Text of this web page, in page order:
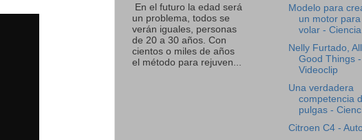
En el futuro la edad será
un problema, todos se
verán iguales, personas
de 20 a 30 años. Con
cientos o miles de años
el método para rejuven...
Modelo para
un motor para
volar - Ciencia
Nelly Furtado, All
Good Things -
Videoclip
Una verdadera
competencia
pulgas -
Citroen C4 -